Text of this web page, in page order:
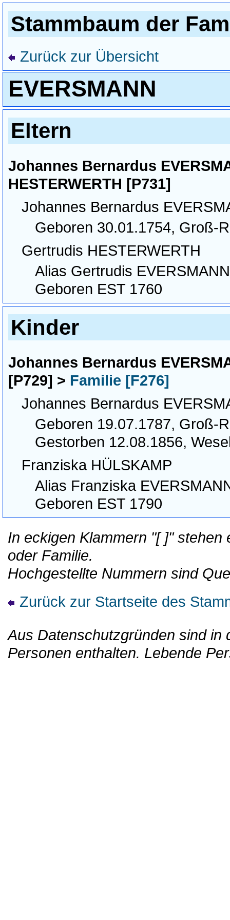
Stammbaum der
Zurück zur Übersicht
EVERSMANN
Eltern
Johannes Bernardus
HESTERWERTH [P731]
Johannes Bernardus
Geboren 30.01.1754, Groß-
Gertrudis HESTERWERTH
Alias Gertrudis EVERSMANN
Geboren EST 1760
Kinder
Johannes Bernardus
[P729] > Familie [F276]
Johannes Bernardus
Geboren 19.07.1787, Groß-
Gestorben 12.08.1856,
Franziska HÜLSKAMP
Alias Franziska
Geboren EST 1790
In eckigen Klammern "[ ]"
oder Familie.
Hochgestellte Nummern sind
Zurück zur Startseite des
Aus Datenschutzgründen sind in
Personen enthalten. Lebende